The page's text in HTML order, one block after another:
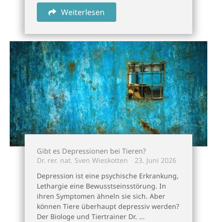
Weiterlesen
Gibt es Depressionen bei Tieren?
Dr. rer. nat. Sven Wieskotten
23. Juni 2026
Depression ist eine psychische Erkrankung,
Lethargie eine Bewusstseinsstörung. In
ihren Symptomen ähneln sie sich. Aber
können Tiere überhaupt depressiv werden?
Der Biologe und Tiertrainer Dr. ...